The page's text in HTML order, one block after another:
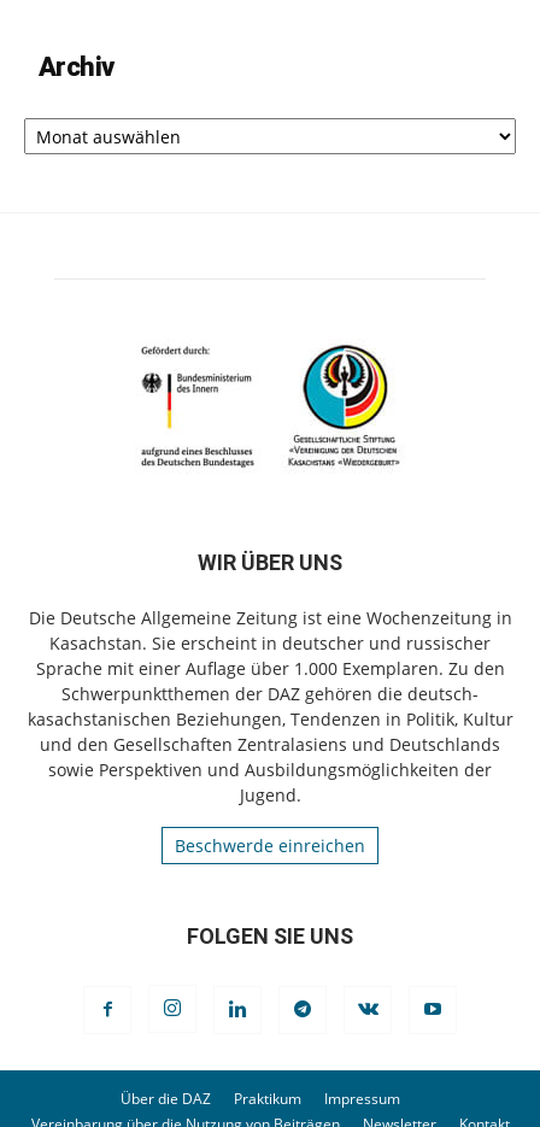
Archiv
Archiv
WIR ÜBER UNS
Die Deutsche Allgemeine Zeitung ist eine Wochenzeitung in
Kasachstan. Sie erscheint in deutscher und russischer
Sprache mit einer Auflage über 1.000 Exemplaren. Zu den
Schwerpunktthemen der DAZ gehören die deutsch-
kasachstanischen Beziehungen, Tendenzen in Politik, Kultur
und den Gesellschaften Zentralasiens und Deutschlands
sowie Perspektiven und Ausbildungsmöglichkeiten der
Jugend.
Beschwerde einreichen
FOLGEN SIE UNS
Über die DAZ Praktikum
Impressum